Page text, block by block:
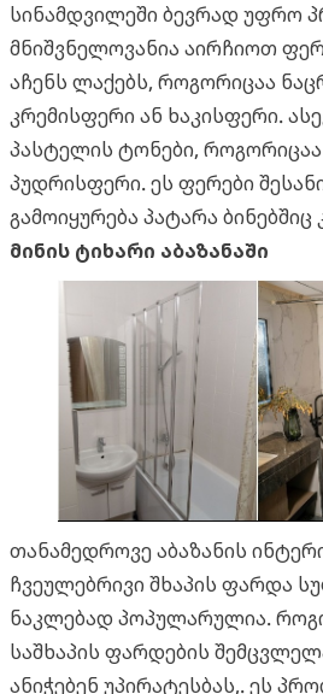
სინამდვილეში ბევრად უფრო
მნიშვნელოვანია აირჩიოთ
აჩენს ლაქებს, როგორიცაა
კრემისფერი ან ხაკისფერი.
პასტელის ტონები,
პუდრისფერი. ეს ფერები
გამოიყურება პატარა ბინებშიც
მინის ტიხარი აბაზანაში
თანამედროვე აბაზანის
ჩვეულებრივი შხაპის ფარდა
ნაკლებად პოპულარულია.
საშხაპის ფარდების
ანიჭებენ უპირატესბას,. ეს